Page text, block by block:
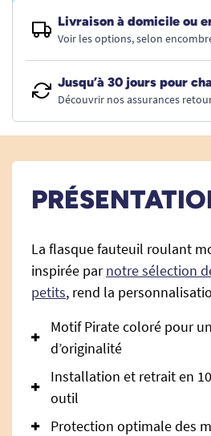
Livraison à domicile ou
Voir les options, selon
Jusqu’à 30 jours pour
Découvrir nos assurances
La flasque fauteuil roulant
inspirée parnotre sélection
petits, rend la
Motif Pirate coloré pour
d’originalité
Installation et retrait en
outil
Protection optimale des